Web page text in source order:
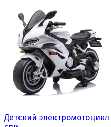
избранноесравнить
Детский электромотоцикл